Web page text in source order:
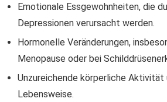
Emotionale Essgewohnheiten, die
Depressionen verursacht werden.
Hormonelle Veränderungen,
Menopause oder bei
Unzureichende körperliche Aktivität
Lebensweise.